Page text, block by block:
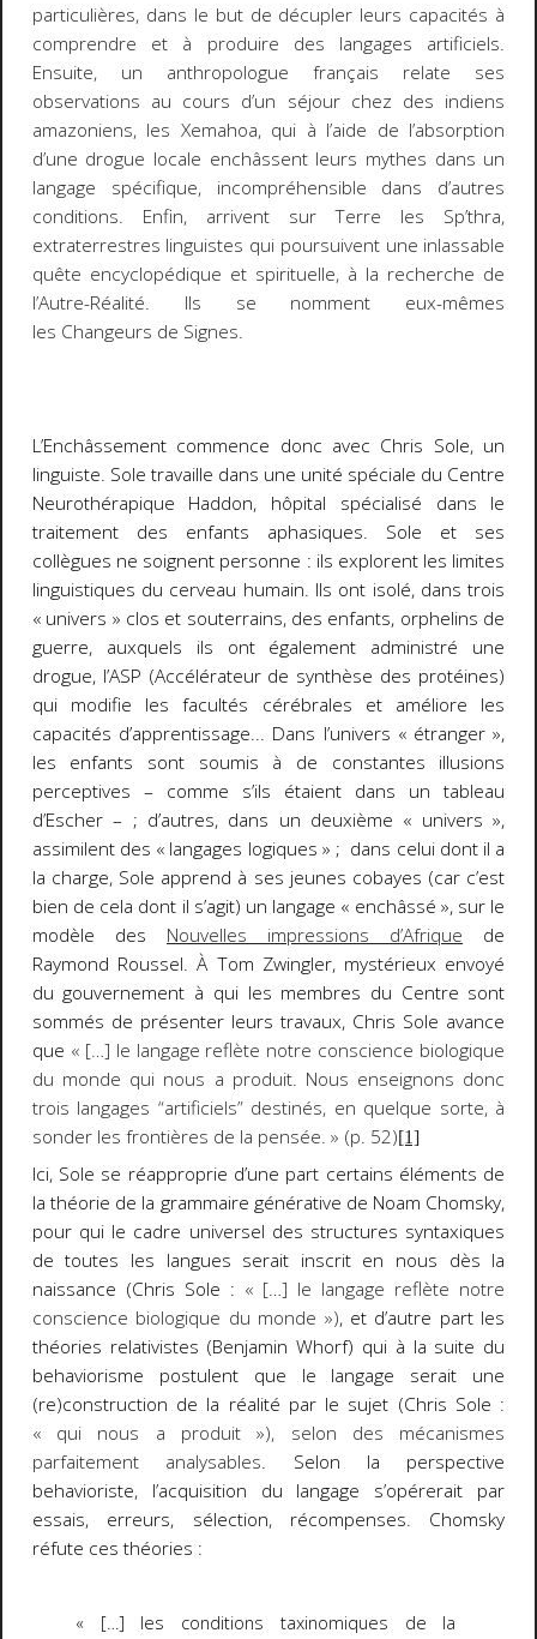
particulières, dans le but de décupler leurs capacités à
comprendre et à produire des langages artificiels.
Ensuite, un anthropologue français relate ses
observations au cours d’un séjour chez des indiens
amazoniens, les Xemahoa, qui à l’aide de l’absorption
d’une drogue locale enchâssent leurs mythes dans un
langage spécifique, incompréhensible dans d’autres
conditions. Enfin, arrivent sur Terre les Sp’thra,
extraterrestres linguistes qui poursuivent une inlassable
quête encyclopédique et spirituelle, à la recherche de
l’Autre-Réalité. Ils se nomment eux-mêmes
les Changeurs de Signes.
L’Enchâssement commence donc avec Chris Sole, un
linguiste. Sole travaille dans une unité spéciale du Centre
Neurothérapique Haddon, hôpital spécialisé dans le
traitement des enfants aphasiques. Sole et ses
collègues ne soignent personne : ils explorent les limites
linguistiques du cerveau humain. Ils ont isolé, dans trois
« univers » clos et souterrains, des enfants, orphelins de
guerre, auxquels ils ont également administré une
drogue, l’ASP (Accélérateur de synthèse des protéines)
qui modifie les facultés cérébrales et améliore les
capacités d’apprentissage... Dans l’univers « étranger »,
les enfants sont soumis à de constantes illusions
perceptives – comme s’ils étaient dans un tableau
d’Escher – ; d’autres, dans un deuxième « univers »,
assimilent des « langages logiques » ; dans celui dont il a
la charge, Sole apprend à ses jeunes cobayes (car c’est
bien de cela dont il s’agit) un langage « enchâssé », sur le
modèle des Nouvelles impressions d’Afrique de
Raymond Roussel. À Tom Zwingler, mystérieux envoyé
du gouvernement à qui les membres du Centre sont
sommés de présenter leurs travaux, Chris Sole avance
que « […] le langage reflète notre conscience biologique
du monde qui nous a produit. Nous enseignons donc
trois langages “artificiels” destinés, en quelque sorte, à
sonder les frontières de la pensée. » (p. 52)[1]
Ici, Sole se réapproprie d’une part certains éléments de
la théorie de la grammaire générative de Noam Chomsky,
pour qui le cadre universel des structures syntaxiques
de toutes les langues serait inscrit en nous dès la
naissance (Chris Sole : « […] le langage reflète notre
conscience biologique du monde »), et d’autre part les
théories relativistes (Benjamin Whorf) qui à la suite du
behaviorisme postulent que le langage serait une
(re)construction de la réalité par le sujet (Chris Sole :
« qui nous a produit »), selon des mécanismes
parfaitement analysables. Selon la perspective
behavioriste, l’acquisition du langage s’opérerait par
essais, erreurs, sélection, récompenses. Chomsky
réfute ces théories :
« […] les conditions taxinomiques de la